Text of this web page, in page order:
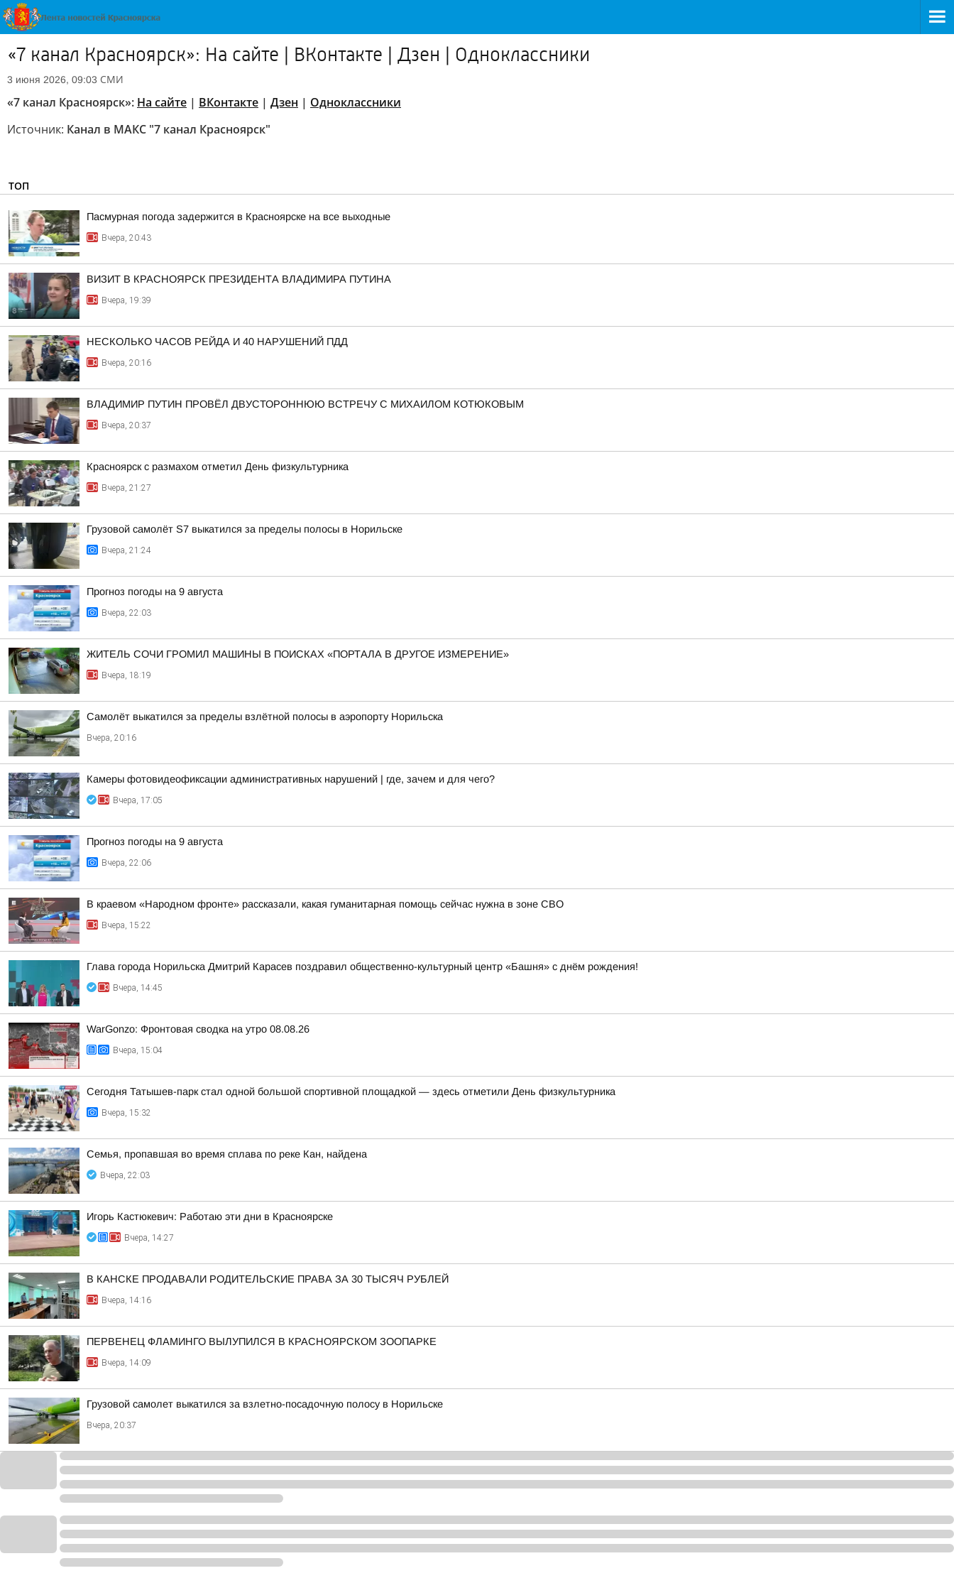
«7 канал Красноярск»: На сайте | ВКонтакте | Дзен | Одноклассники
3 июня 2026, 09:03 СМИ
«7 канал Красноярск»: На сайте | ВКонтакте | Дзен | Одноклассники
Источник: Канал в МАКС "7 канал Красноярск"
ТОП
Пасмурная погода задержится в Красноярске на все выходные
Вчера, 20:43
ВИЗИТ В КРАСНОЯРСК ПРЕЗИДЕНТА ВЛАДИМИРА ПУТИНА
Вчера, 19:39
НЕСКОЛЬКО ЧАСОВ РЕЙДА И 40 НАРУШЕНИЙ ПДД
Вчера, 20:16
ВЛАДИМИР ПУТИН ПРОВЁЛ ДВУСТОРОННЮЮ ВСТРЕЧУ С МИХАИЛОМ КОТЮКОВЫМ
Вчера, 20:37
Красноярск с размахом отметил День физкультурника
Вчера, 21:27
Грузовой самолёт S7 выкатился за пределы полосы в Норильске
Вчера, 21:24
Прогноз погоды на 9 августа
Вчера, 22:03
ЖИТЕЛЬ СОЧИ ГРОМИЛ МАШИНЫ В ПОИСКАХ «ПОРТАЛА В ДРУГОЕ ИЗМЕРЕНИЕ»
Вчера, 18:19
Самолёт выкатился за пределы взлётной полосы в аэропорту Норильска
Вчера, 20:16
Камеры фотовидеофиксации административных нарушений | где, зачем и для чего?
Вчера, 17:05
Прогноз погоды на 9 августа
Вчера, 22:06
В краевом «Народном фронте» рассказали, какая гуманитарная помощь сейчас нужна в зоне СВО
Вчера, 15:22
Глава города Норильска Дмитрий Карасев поздравил общественно-культурный центр «Башня» с днём рождения!
Вчера, 14:45
WarGonzo: Фронтовая сводка на утро 08.08.26
Вчера, 15:04
Сегодня Татышев-парк стал одной большой спортивной площадкой — здесь отметили День физкультурника
Вчера, 15:32
Семья, пропавшая во время сплава по реке Кан, найдена
Вчера, 22:03
Игорь Кастюкевич: Работаю эти дни в Красноярске
Вчера, 14:27
В КАНСКЕ ПРОДАВАЛИ РОДИТЕЛЬСКИЕ ПРАВА ЗА 30 ТЫСЯЧ РУБЛЕЙ
Вчера, 14:16
ПЕРВЕНЕЦ ФЛАМИНГО ВЫЛУПИЛСЯ В КРАСНОЯРСКОМ ЗООПАРКЕ
Вчера, 14:09
Грузовой самолет выкатился за взлетно-посадочную полосу в Норильске
Вчера, 20:37